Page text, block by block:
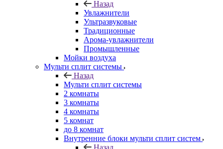
Назад
Увлажнители
Ультразвуковые
Традиционные
Арома-увлажнители
Промышленные
Мойки воздуха
Мульти сплит системы
Назад
Мульти сплит системы
2 комнаты
3 комнаты
4 комнаты
5 комнат
до 8 комнат
Внутренние блоки мульти сплит систем
Назад